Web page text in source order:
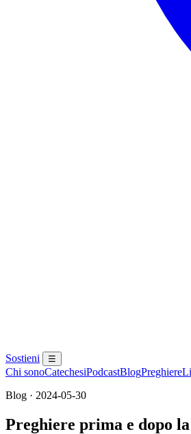
Sostieni ☰
Chi sonoCatechesiPodcastBlogPreghiere
Blog · 2024-05-30
Preghiere prima e dopo